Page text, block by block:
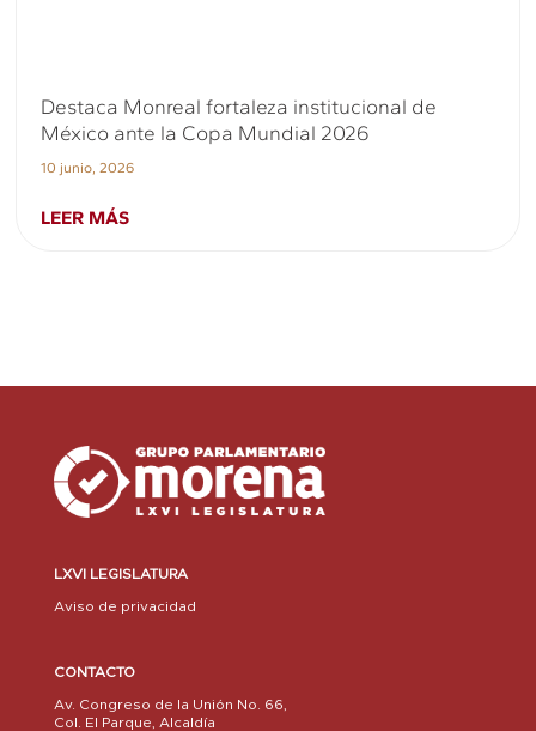
Destaca Monreal fortaleza institucional de
México ante la Copa Mundial 2026
10 junio, 2026
LEER MÁS
LXVI LEGISLATURA
Aviso de privacidad
CONTACTO
Av. Congreso de la Unión No. 66,
Col. El Parque, Alcaldía